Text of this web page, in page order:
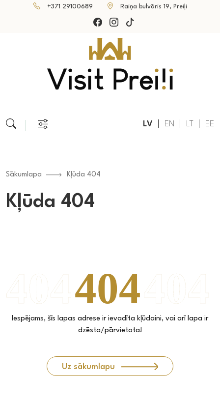
+371 29100689 Raiņa bulvāris 19, Preiļi
LV EN LT EE
Sākumlapa Kļūda 404
Kļūda 404
Iespējams, šīs lapas adrese ir ievadīta kļūdaini, vai arī lapa ir
dzēsta/pārvietota!
Uz sākumlapu